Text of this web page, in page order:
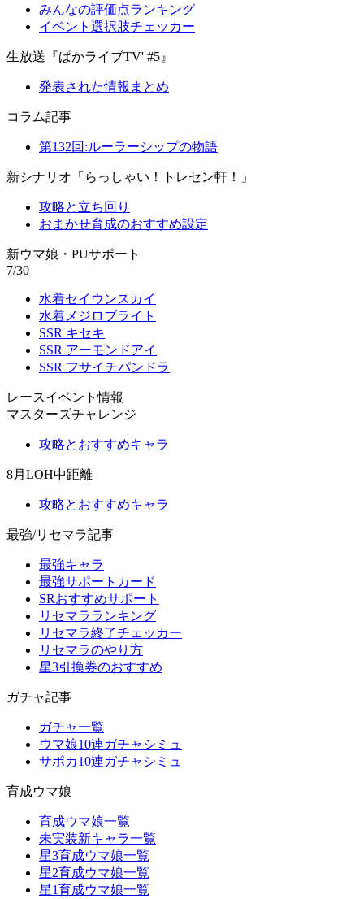
みんなの評価点ランキング
イベント選択肢チェッカー
生放送『ぱかライブTV' #5』
発表された情報まとめ
コラム記事
第132回:ルーラーシップの物語
新シナリオ「らっしゃい！トレセン軒！」
攻略と立ち回り
おまかせ育成のおすすめ設定
新ウマ娘・PUサポート
7/30
水着セイウンスカイ
水着メジロブライト
SSR キセキ
SSR アーモンドアイ
SSR フサイチパンドラ
レースイベント情報
マスターズチャレンジ
攻略とおすすめキャラ
8月LOH中距離
攻略とおすすめキャラ
最強/リセマラ記事
最強キャラ
最強サポートカード
SRおすすめサポート
リセマラランキング
リセマラ終了チェッカー
リセマラのやり方
星3引換券のおすすめ
ガチャ記事
ガチャ一覧
ウマ娘10連ガチャシミュ
サポカ10連ガチャシミュ
育成ウマ娘
育成ウマ娘一覧
未実装新キャラ一覧
星3育成ウマ娘一覧
星2育成ウマ娘一覧
星1育成ウマ娘一覧